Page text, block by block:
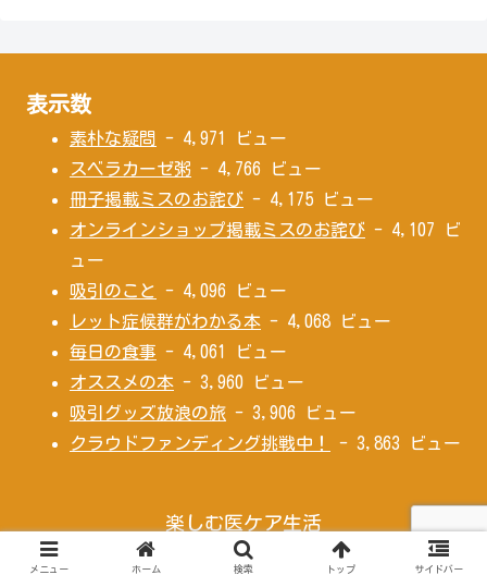
表示数
素朴な疑問
- 4,971 ビュー
スベラカーゼ粥 - 4,766 ビュー
冊子掲載ミスのお詫び - 4,175 ビュー
オンラインショップ掲載ミスのお詫び - 4,107 ビ
ュー
吸引のこと
- 4,096 ビュー
レット症候群がわかる本 - 4,068 ビュー
毎日の食事 - 4,061 ビュー
オススメの本 - 3,960 ビュー
吸引グッズ放浪の旅 - 3,906 ビュー
クラウドファンディング挑戦中！
- 3,863 ビュー
楽しむ医ケア生活
Copyright © 2020 楽しむ医ケア生活 All Rights Reserved.
メニュー ホーム 検索 トップ サイドバー